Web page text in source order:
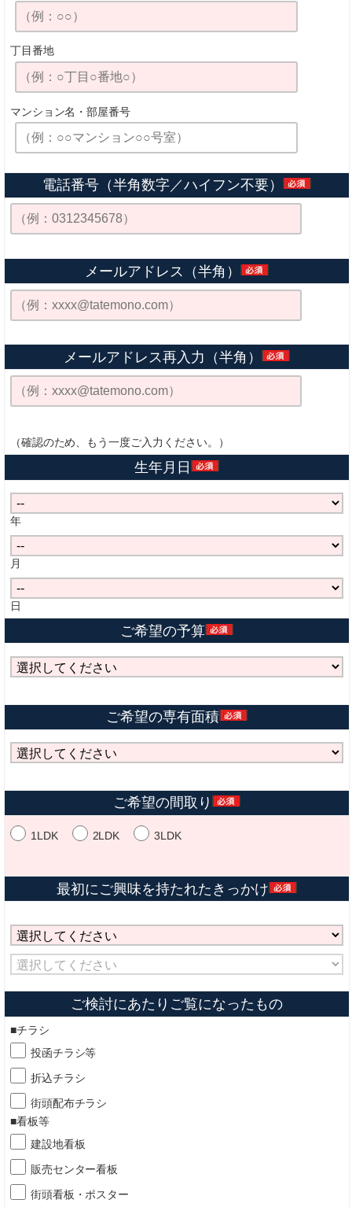
丁目番地
マンション名・部屋番号
電話番号（半角数字／ハイフン不要）
メールアドレス（半角）
メールアドレス再入力（半角）
（確認のため、もう一度ご入力ください。）
生年月日
年
月
日
ご希望の予算
ご希望の専有面積
ご希望の間取り
1LDK 2LDK 3LDK
最初にご興味を持たれたきっかけ
ご検討にあたりご覧になったもの
■チラシ
投函チラシ等
折込チラシ
街頭配布チラシ
■看板等
建設地看板
販売センター看板
街頭看板・ポスター